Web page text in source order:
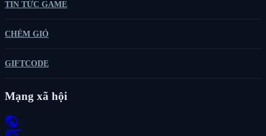
TIN TỨC GAME
CHÉM GIÓ
GIFTCODE
Mạng xã hội
public